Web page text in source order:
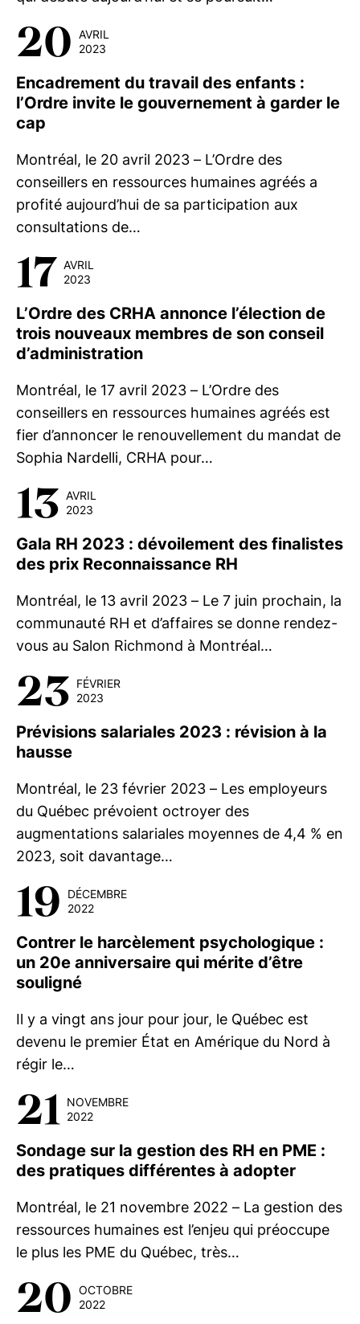
20 AVRIL
2023
Encadrement du travail des enfants :
l’Ordre invite le gouvernement à garder le
cap
Montréal, le 20 avril 2023 – L’Ordre des
conseillers en ressources humaines agréés a
profité aujourd’hui de sa participation aux
consultations de…
17 AVRIL
2023
L’Ordre des CRHA annonce l’élection de
trois nouveaux membres de son conseil
d’administration
Montréal, le 17 avril 2023 – L’Ordre des
conseillers en ressources humaines agréés est
fier d’annoncer le renouvellement du mandat de
Sophia Nardelli, CRHA pour…
13 AVRIL
2023
Gala RH 2023 : dévoilement des finalistes
des prix Reconnaissance RH
Montréal, le 13 avril 2023 – Le 7 juin prochain, la
communauté RH et d’affaires se donne rendez-
vous au Salon Richmond à Montréal…
23 FÉVRIER
2023
Prévisions salariales 2023 : révision à la
hausse
Montréal, le 23 février 2023 – Les employeurs
du Québec prévoient octroyer des
augmentations salariales moyennes de 4,4 % en
2023, soit davantage…
19
DÉCEMBRE
2022
Contrer le harcèlement psychologique :
un 20e anniversaire qui mérite d’être
souligné
Il y a vingt ans jour pour jour, le Québec est
devenu le premier État en Amérique du Nord à
régir le…
21
NOVEMBRE
2022
Sondage sur la gestion des RH en PME :
des pratiques différentes à adopter
Montréal, le 21 novembre 2022 – La gestion des
ressources humaines est l’enjeu qui préoccupe
le plus les PME du Québec, très…
20 OCTOBRE
2022